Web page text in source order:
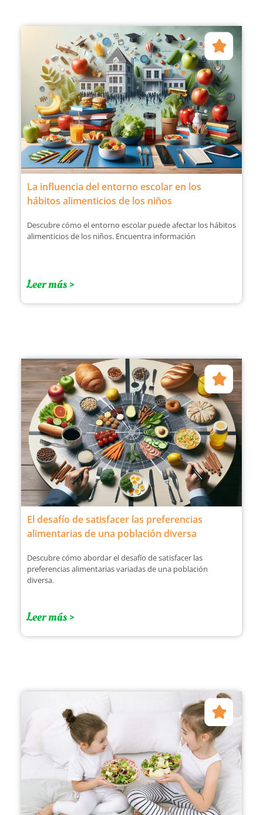
La influencia del entorno escolar en los
hábitos alimenticios de los niños
Descubre cómo el entorno escolar puede afectar los hábitos
alimenticios de los niños. Encuentra información
Leer más >
El desafío de satisfacer las preferencias
alimentarias de una población diversa
Descubre cómo abordar el desafío de satisfacer las
preferencias alimentarias variadas de una población
diversa.
Leer más >